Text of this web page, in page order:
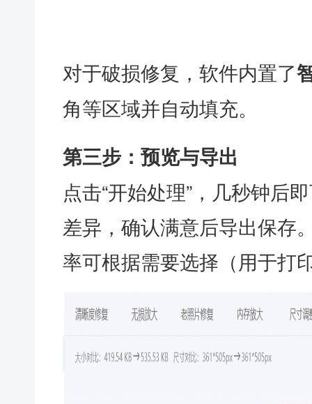
对于破损修复，软件内置了
角等区域并自动填充。
第三步：预览与导出
点击“开始处理”，几秒钟后
差异，确认满意后导出保存
率可根据需要选择（用于打